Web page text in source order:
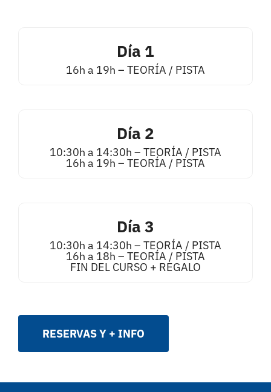
Día 1
16h a 19h – TEORÍA / PISTA
Día 2
10:30h a 14:30h – TEORÍA / PISTA
16h a 19h – TEORÍA / PISTA
Día 3
10:30h a 14:30h – TEORÍA / PISTA
16h a 18h – TEORÍA / PISTA
FIN DEL CURSO + REGALO
RESERVAS Y + INFO